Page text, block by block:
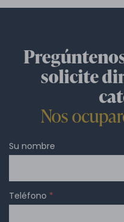
solicite
Nos
Su nombre
Teléfono *